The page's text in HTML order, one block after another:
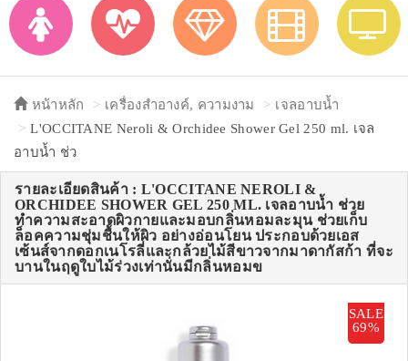
หน้าหลัก เครื่องสำอางค์, ความงาม
เจลอาบน้ำ
L'OCCITANE Neroli & Orchidee Shower Gel 250 ml. เจล
อาบน้ำ ช่ว
รายละเอียดสินค้า : L'OCCITANE NEROLI &
ORCHIDEE SHOWER GEL 250 ML. เจลอาบน้ำ ช่วย
ทำความสะอาดผิวกายและมอบกลิ่นหอมละมุน ช่วยเก็บ
ล็อคความชุ่มชื้นให้ผิว อย่างอ่อนโยน ประกอบด้วยเอส
เซ้นส์จากดอกเนโรลี่และกล้วยไม้สีขาวจากมาดากัสก้า ที่จะ
บานในฤดูใบไม้ร่วงเท่านั่นมีกลิ่นหอมข
SALE
69%